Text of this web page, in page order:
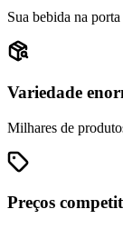
Sua bebida na
Variedade
Milhares de
Preços